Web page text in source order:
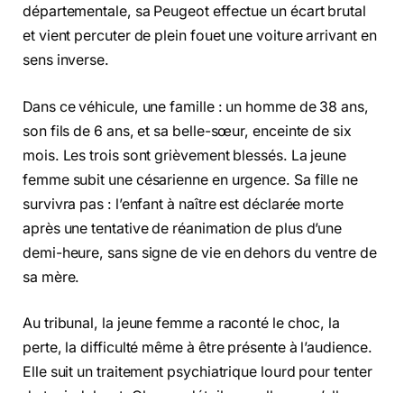
départementale, sa Peugeot effectue un écart brutal
et vient percuter de plein fouet une voiture arrivant en
sens inverse.
Dans ce véhicule, une famille : un homme de 38 ans,
son fils de 6 ans, et sa belle-sœur, enceinte de six
mois. Les trois sont grièvement blessés. La jeune
femme subit une césarienne en urgence. Sa fille ne
survivra pas : l’enfant à naître est déclarée morte
après une tentative de réanimation de plus d’une
demi-heure, sans signe de vie en dehors du ventre de
sa mère.
Au tribunal, la jeune femme a raconté le choc, la
perte, la difficulté même à être présente à l’audience.
Elle suit un traitement psychiatrique lourd pour tenter